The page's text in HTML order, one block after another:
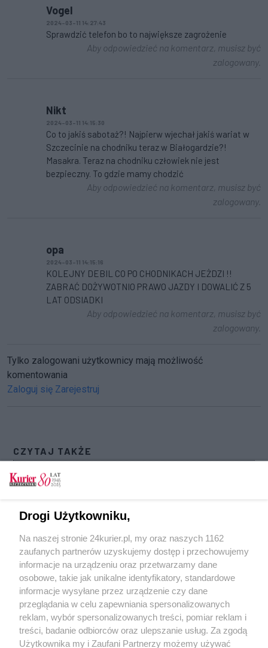
Vogel
2024-03-11 14:27:43
Sprawdzić telefon bo to największe zagrożenie
Aby odpowiedzieć na komentarz, musisz być
zalogowany.
Nikt
2024-03-11 14:15:30
Co to jakiś sabotaż?! Najpierw wjechał jakiś wariat w
Szczecinie na chodniku teraz w Białogardzie?!
Masakra. Teraz na chodniku człowiek nie jest
bezpieczny. To gdzie mamy chodzić
Aby odpowiedzieć na komentarz, musisz być
zalogowany.
opa
2024-03-11 14:15:16
KOLEJNY DEBIL CO PO CHODNIKACH JEŻDZI !!
ZABRAĆ DOŻYWOTNIO PRAWO JAZDY I DOWALIĆ Z 5
LAT ODSIADKI
Aby odpowiedzieć na komentarz, musisz być
zalogowany.
Tylko zalogowani użytkownicy mają możliwość
komentowania
Zaloguj się Zarejestruj
CZYTAJ TAKŻE
Dwie osoby wciąż walczą o życie [FILM]
Szczecinie. Nie stygmatyzujmy osób chorych
psychicznie!
Dachowanie samochodu w powiecie
choszczeńskim [GALERIA]
POGODA
19℃
Drogi Użytkowniku,
Na naszej stronie 24kurier.pl, my oraz naszych 1162
zaufanych partnerów uzyskujemy dostęp i przechowujemy
informacje na urządzeniu oraz przetwarzamy dane
osobowe, takie jak unikalne identyfikatory, standardowe
informacje wysyłane przez urządzenie czy dane
przeglądania w celu zapewniania spersonalizowanych
reklam, wybór spersonalizowanych treści, pomiar reklam i
treści, badanie odbiorców oraz ulepszanie usług. Za zgodą
Użytkownika my i Zaufani Partnerzy możemy używać